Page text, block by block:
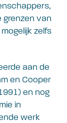
grenzen van
zelfs
aan de
en Cooper
en nog
in
werk